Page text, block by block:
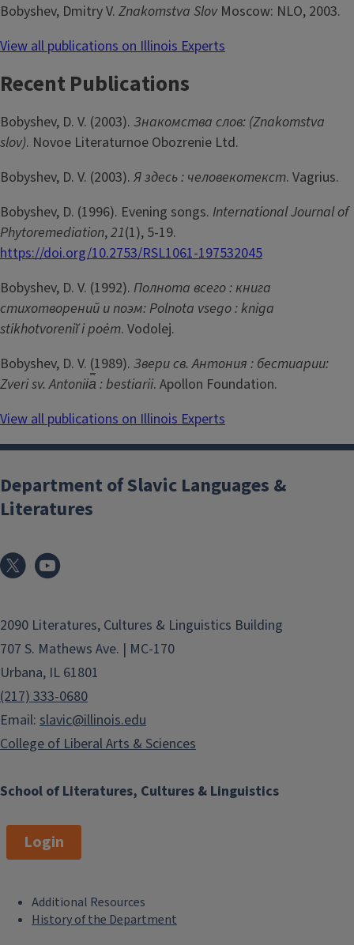
Bobyshev, Dmitry V. Znakomstva SlovMoscow: NLO, 2003.
View all publications on Illinois Experts
Recent Publications
Bobyshev, D. V. (2003). Знакомства слов: (Znakomstva
slov). Novoe Literaturnoe Obozrenie Ltd.
Bobyshev, D. V. (2003). Я здесь : человекотекст. Vagrius.
Bobyshev, D. (1996). Evening songs. International Journal of
Phytoremediation,21(1), 5-19.
https://doi.org/10.2753/RSL1061-197532045
Bobyshev, D. V. (1992). Полнота всего : книга
стихотворений и поэм: Polnota vsego : kniga
stikhotvoreniĭ i poėm. Vodolej.
Bobyshev, D. V. (1989). Звери св. Антония : бестиарии:
Zveri sv. Antonii︠a︡ : bestiarii. Apollon Foundation.
View all publications on Illinois Experts
School of Literatures, Cultures & Linguistics
Department of Slavic Languages &
Literatures
2090 Literatures, Cultures & Linguistics Building
707 S. Mathews Ave. | MC-170
Urbana, IL 61801
(217) 333-0680
Email: slavic@illinois.edu
College of Liberal Arts & Sciences
Login
Additional Resources
History of the Department